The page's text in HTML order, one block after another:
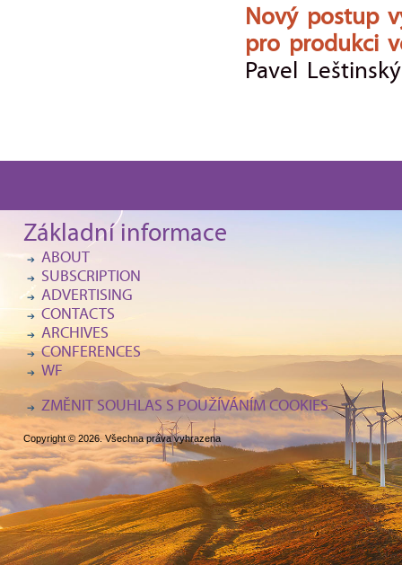
Nový postup
pro produkci
Pavel Leštinský
Základní informace
ABOUT
SUBSCRIPTION
ADVERTISING
CONTACTS
ARCHIVES
CONFERENCES
WF
ZMĚNIT SOUHLAS S POUŽÍVÁNÍM COOKIES
Copyright © 2026. Všechna práva vyhrazena